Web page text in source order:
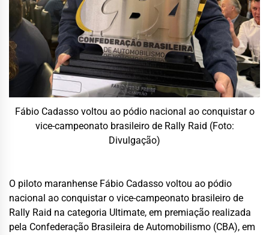
Fábio Cadasso voltou ao pódio nacional ao conquistar o
vice-campeonato brasileiro de Rally Raid (Foto:
Divulgação)
O piloto maranhense Fábio Cadasso voltou ao pódio
nacional ao conquistar o vice-campeonato brasileiro de
Rally Raid na categoria Ultimate, em premiação realizada
pela Confederação Brasileira de Automobilismo (CBA), em